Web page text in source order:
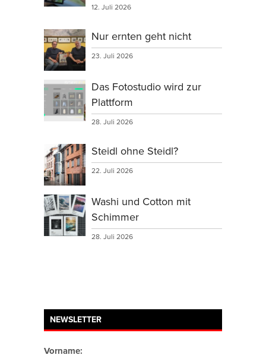
12. Juli 2026
Nur ernten geht nicht
23. Juli 2026
Das Fotostudio wird zur
Plattform
28. Juli 2026
Steidl ohne Steidl?
22. Juli 2026
Washi und Cotton mit
Schimmer
28. Juli 2026
NEWSLETTER
Vorname: